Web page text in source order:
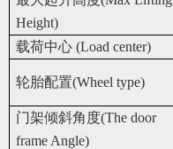
Height)
载荷中心 (Load center)
轮胎配置(Wheel type)
门架倾斜角度(The door
frame Angle)